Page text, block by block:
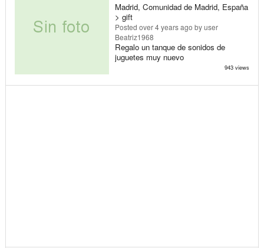
Madrid, Comunidad de Madrid, España
> gift
Posted over 4 years ago by user
Beatriz1968
Regalo un tanque de sonidos de
juguetes muy nuevo
943 views